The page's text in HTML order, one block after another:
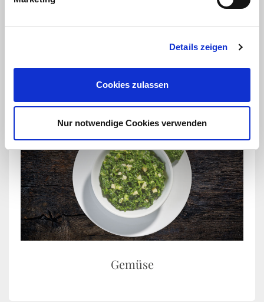
Details zeigen
Cookies zulassen
Nur notwendige Cookies verwenden
Suppen & Eintöpfe
Gemüse